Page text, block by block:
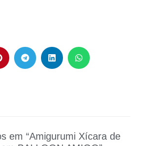
em “Amigurumi Xícara de